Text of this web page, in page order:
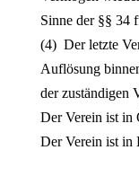
Sinne der §§ 34
(4) Der letzte
Auflösung
der zuständigen
Der Verein ist in
Der Verein ist in